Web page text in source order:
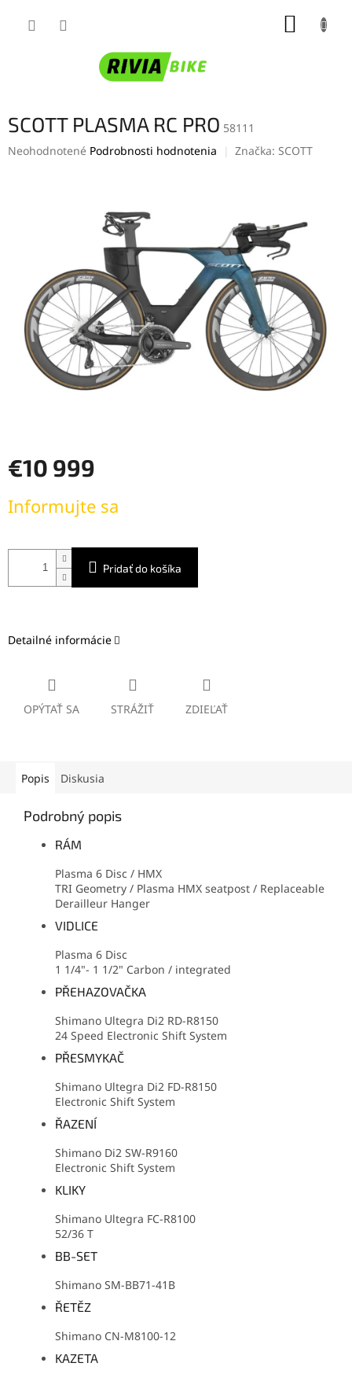
SCOTT PLASMA RC PRO 58111
Priemerné
Neohodnotené Podrobnosti hodnotenia Značka: SCOTT
€10 999
cena:
Informujte sa
Pridať do košíka
Detailné informácie
OPÝTAŤ SA STRÁŽIŤ ZDIEĽAŤ
Popis Diskusia
Podrobný popis
RÁM
Plasma 6 Disc / HMX
TRI Geometry / Plasma HMX seatpost / Replaceable
Derailleur Hanger
VIDLICE
Plasma 6 Disc
1 1/4"- 1 1/2" Carbon / integrated
PŘEHAZOVAČKA
Shimano Ultegra Di2 RD-R8150
24 Speed Electronic Shift System
PŘESMYKAČ
Shimano Ultegra Di2 FD-R8150
Electronic Shift System
ŘAZENÍ
Shimano Di2 SW-R9160
Electronic Shift System
KLIKY
Shimano Ultegra FC-R8100
52/36 T
BB-SET
Shimano SM-BB71-41B
ŘETĚZ
Shimano CN-M8100-12
KAZETA